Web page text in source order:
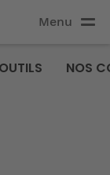
Menu
NOS